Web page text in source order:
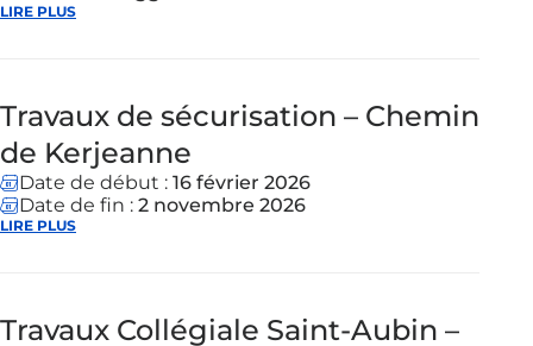
LIRE PLUS
Travaux de sécurisation – Chemin
de Kerjeanne
Date de début : 16 février 2026
Date de fin : 2 novembre 2026
LIRE PLUS
Travaux Collégiale Saint-Aubin –